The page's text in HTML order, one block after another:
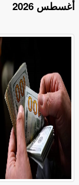
أغسطس 2026